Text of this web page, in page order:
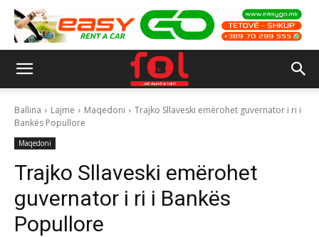
Ballina Lajme Maqedoni
Trajko Sllaveski emërohet guvernator i ri i
Bankës Popullore
Maqedoni
Trajko Sllaveski emërohet
guvernator i ri i Bankës
Popullore